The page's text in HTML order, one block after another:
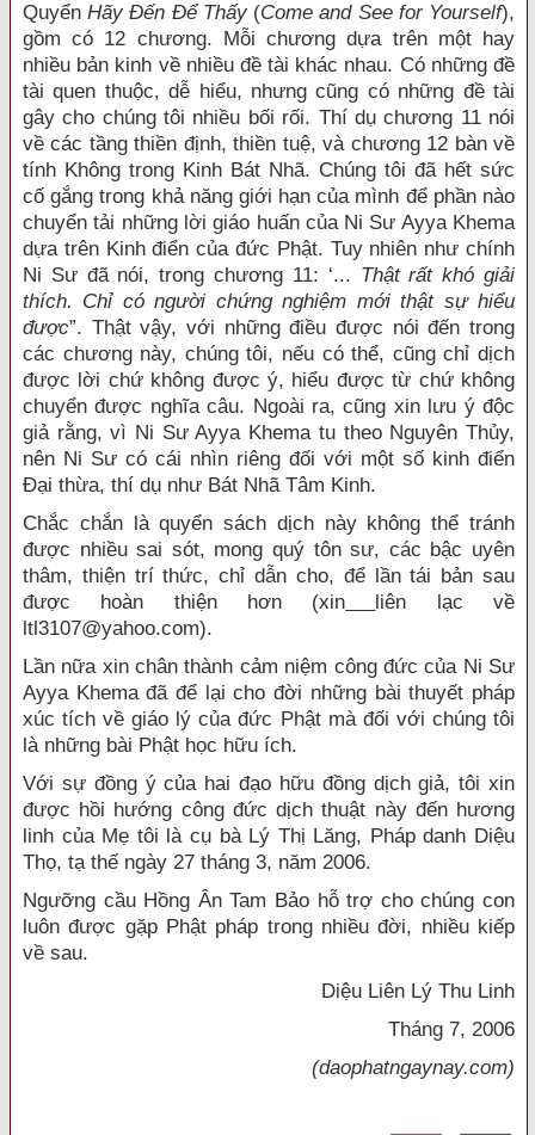
QuyểnHãy Đến Để Thấy (Come and See for Yourself),
gồm có 12 chương. Mỗi chương dựa trên một hay
nhiều bản kinh về nhiều đề tài khác nhau. Có những đề
tài quen thuộc, dễ hiểu, nhưng cũng có những đề tài
gây cho chúng tôi nhiều bối rối. Thí dụ chương 11 nói
về các tầng thiền định, thiền tuệ, và chương 12 bàn về
tính Không trong Kinh Bát Nhã. Chúng tôi đã hết sức
cố gắng trong khả năng giới hạn của mình để phần nào
chuyển tải những lời giáo huấn của Ni Sư Ayya Khema
dựa trên Kinh điển của đức Phật. Tuy nhiên như chính
Ni Sư đã nói, trong chương 11: ‘... Thật rất khó giải
thích. Chỉ có người chứng nghiệm mới thật sự hiểu
được”. Thật vậy, với những điều được nói đến trong
các chương này, chúng tôi, nếu có thể, cũng chỉ dịch
được lời chứ không được ý, hiểu được từ chứ không
chuyển được nghĩa câu. Ngoài ra, cũng xin lưu ý độc
giả rằng, vì Ni Sư Ayya Khema tu theo Nguyên Thủy,
nên Ni Sư có cái nhìn riêng đối với một số kinh điển
Đại thừa, thí dụ như Bát Nhã Tâm Kinh.
Chắc chắn là quyển sách dịch này không thể tránh
được nhiều sai sót, mong quý tôn sư, các bậc uyên
thâm, thiện trí thức, chỉ dẫn cho, để lần tái bản sau
được hoàn thiện hơn (xin
liên lạc về
ltl3107@yahoo.com).
Lần nữa xin chân thành cảm niệm công đức của Ni Sư
Ayya Khema đã để lại cho đời những bài thuyết pháp
xúc tích về giáo lý của đức Phật mà đối với chúng tôi
là những bài Phật học hữu ích.
Với sự đồng ý của hai đạo hữu đồng dịch giả, tôi xin
được hồi hướng công đức dịch thuật này đến hương
linh của Mẹ tôi là cụ bà Lý Thị Lăng, Pháp danh Diệu
Thọ, tạ thế ngày 27 tháng 3, năm 2006.
Ngưỡng cầu Hồng Ân Tam Bảo hỗ trợ cho chúng con
luôn được gặp Phật pháp trong nhiều đời, nhiều kiếp
về sau.
Diệu Liên Lý Thu Linh
Tháng 7, 2006
(daophatngaynay.com)